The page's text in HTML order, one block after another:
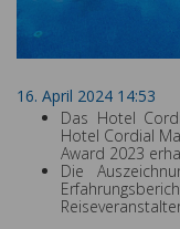
16. April 2024 14:53
Das Hotel
Hotel Cordial
Award 2023
Die